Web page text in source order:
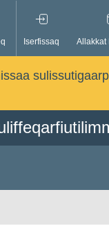
Iserfissaq Allakkat